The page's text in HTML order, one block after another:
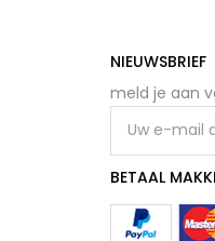
NIEUWSBRIEF
meld je aan
BETAAL